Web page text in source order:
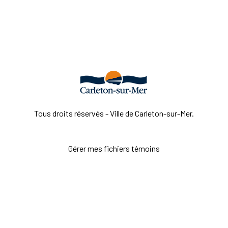
Tous droits réservés - Ville de Carleton-sur-Mer.
Gérer mes fichiers témoins